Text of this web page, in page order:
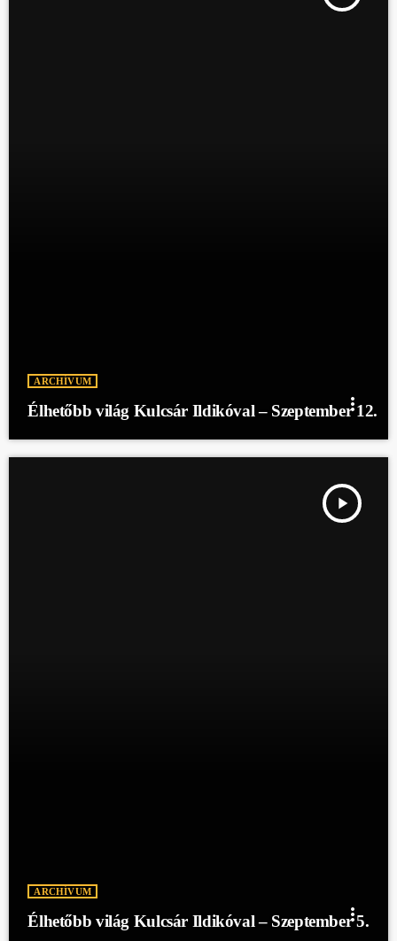
ARCHÍVUM
Élhetőbb világ Kulcsár Ildikóval – Szeptember 12.
more_vert
ÉLHETŐBB VILÁG KULCSÁR ILDIKÓVAL - SZEPTEMBER
play_arrow
ARCHÍVUM
Élhetőbb világ Kulcsár Ildikóval – Szeptember 5.
more_vert